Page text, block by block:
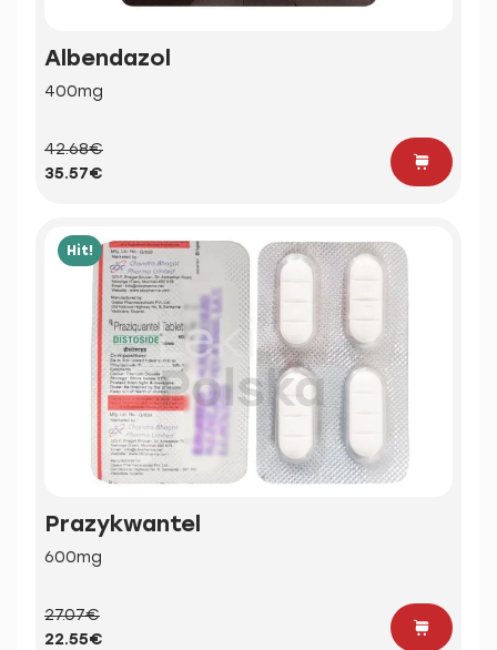
Albendazol
400mg
42.68€
35.57€
Hit!
Prazykwantel
600mg
27.07€
22.55€